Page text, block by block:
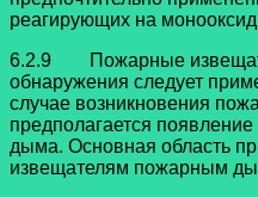
реагирующих на
6.2.9 Пожарные
обнаружения следует
случае возникновения
предполагается
дыма. Основная область
извещателям пожарным